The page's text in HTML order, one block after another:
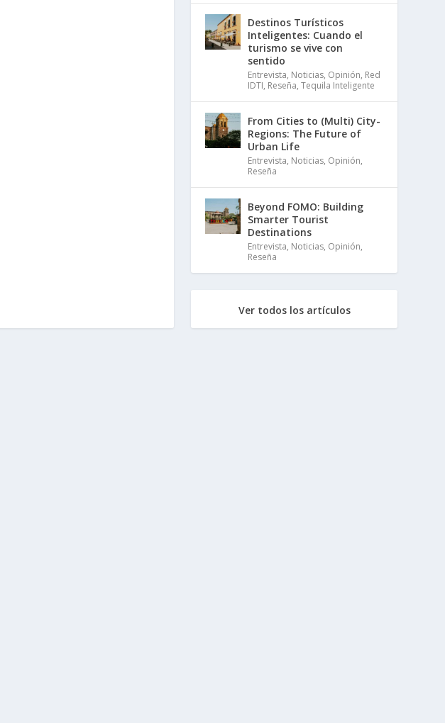
Destinos Turísticos
Inteligentes: Cuando el
turismo se vive con
sentido
Entrevista, Noticias, Opinión, Red
IDTI, Reseña,Tequila Inteligente
From Cities to (Multi) City-
Regions: The Future of
Urban Life
Entrevista, Noticias, Opinión,
Reseña
Beyond FOMO: Building
Smarter Tourist
Destinations
Entrevista, Noticias, Opinión,
Reseña
Ver todos los artículos